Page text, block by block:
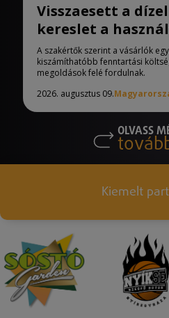
Visszaesett a
kereslet a
A szakértők szerint a vásárlók
kiszámíthatóbb fenntartási
megoldások felé fordulnak.
2026. augusztus 09.
OLVASS
Kiemelt